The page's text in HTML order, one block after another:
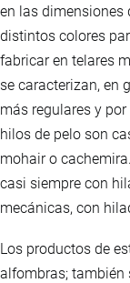
en las dimensiones
distintos colores
fabricar en telares
se caracterizan, en
más regulares y
hilos de pelo son
mohair o
casi siempre con
mecánicas, con
Los productos de
alfombras; también